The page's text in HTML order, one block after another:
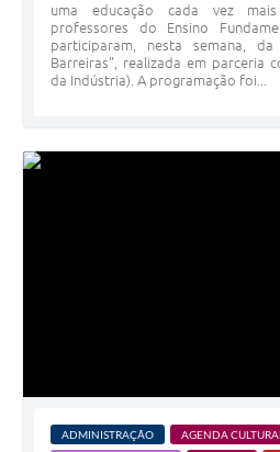
uma educação cada vez
professores do Ensino
participaram, nesta semana,
Barreiras", realizada em parceria
da Indústria). A programação foi...
ADMINISTRAÇÃO
AGENDA CULTURAL